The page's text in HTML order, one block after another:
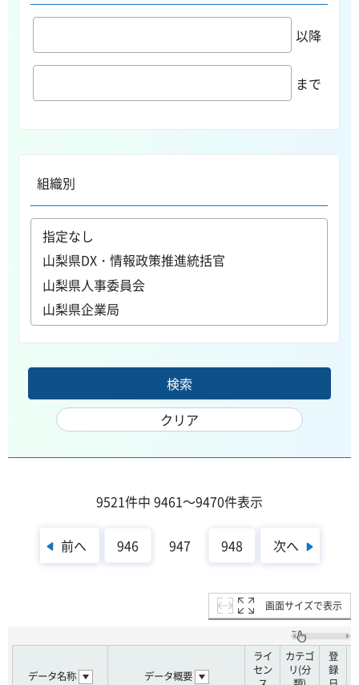
以降
まで
組織別
9521件中 9461～9470件表示
前へ 946 947 948 次へ
画面サイズで表示
データ名称 データ概要
ライ
セン
カテゴ
リ(分
登
録